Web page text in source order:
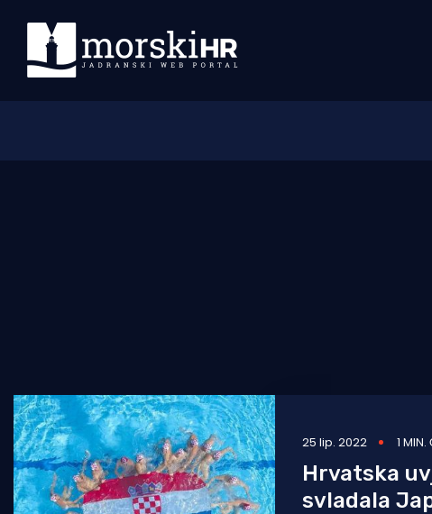
Turizam i nautika
Pomorstvo
Ribolov
Ekologija
25 lip. 2022 1
Hrvatska
svladala